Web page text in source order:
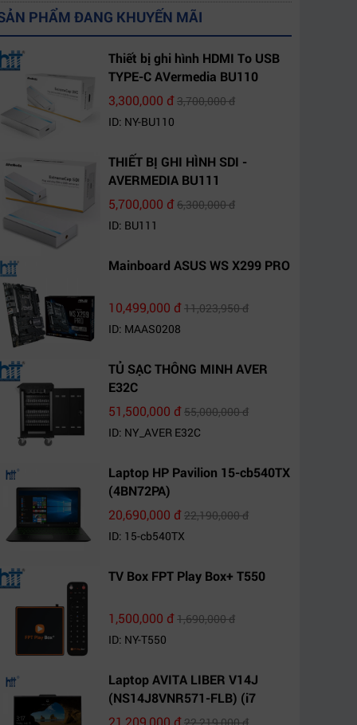
PHẨM ĐANG KHUYẾN MÃI
Thiết bị ghi hình HDMI To USB
TYPE-C AVermedia BU110
3,300,000 đ3,700,000 đ
ID: NY-BU110
THIẾT BỊ GHI HÌNH SDI -
AVERMEDIA BU111
5,700,000 đ6,300,000 đ
ID: BU111
Mainboard ASUS WS X299 PRO
10,499,000 đ11,023,950 đ
ID: MAAS0208
TỦ SẠC THÔNG MINH AVER
E32C
51,500,000 đ55,000,000 đ
ID: NY_AVER E32C
Laptop HP Pavilion 15-cb540TX
(4BN72PA)
20,690,000 đ22,190,000 đ
ID: 15-cb540TX
TV Box FPT Play Box+ T550
1,500,000 đ1,690,000 đ
ID: NY-T550
Laptop AVITA LIBER V14J
(NS14J8VNR571-FLB) (i7
10510U/8GB RAM/1TB
21,209,000 đ